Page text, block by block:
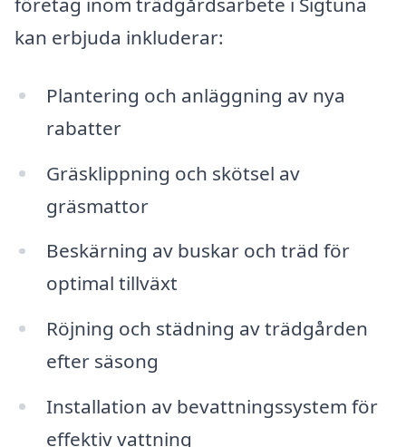
kan erbjuda inkluderar:
Plantering och anläggning av nya
rabatter
Gräsklippning och skötsel av
gräsmattor
Beskärning av buskar och träd för
optimal tillväxt
Röjning och städning av trädgården
efter säsong
Installation av bevattningssystem för
effektiv vattning